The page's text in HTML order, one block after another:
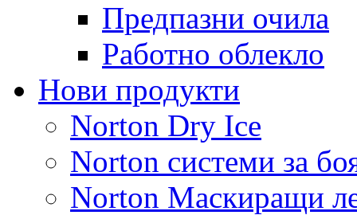
Предпазни очила
Работно облекло
Нови продукти
Norton Dry Ice
Norton системи за
Norton Маскиращи